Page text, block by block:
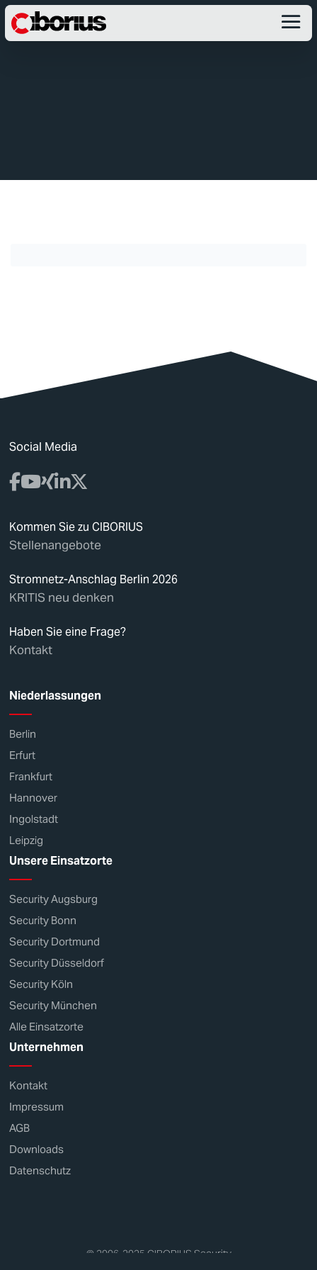
Social Media
Kommen Sie zu CIBORIUS
Stellenangebote
Stromnetz-Anschlag Berlin 2026
KRITIS neu denken
Haben Sie eine Frage?
Kontakt
Niederlassungen
Berlin
Erfurt
Frankfurt
Hannover
Ingolstadt
Leipzig
Unsere Einsatzorte
Security Augsburg
Security Bonn
Security Dortmund
Security Düsseldorf
Security Köln
Security München
Alle Einsatzorte
Unternehmen
Kontakt
Impressum
AGB
Downloads
Datenschutz
© 2006-2025 CIBORIUS Security